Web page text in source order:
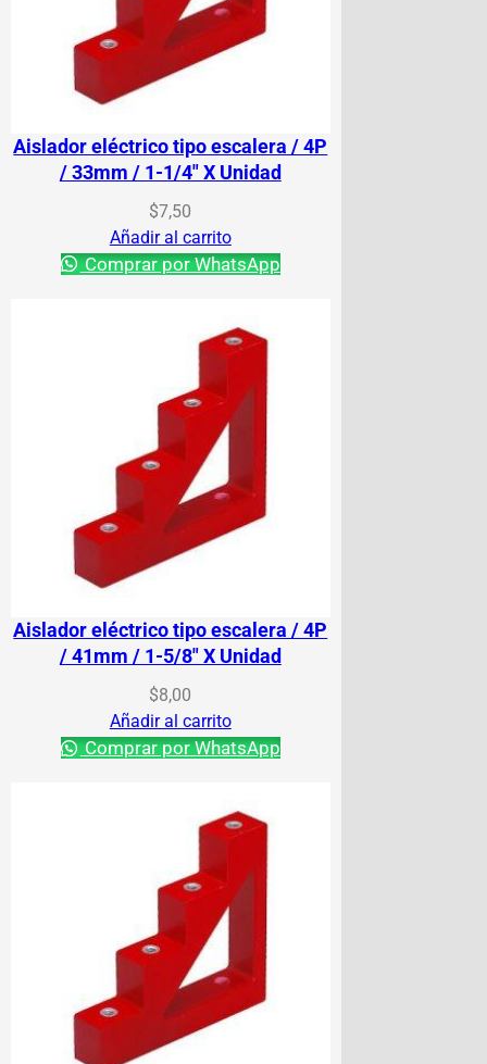
Aislador eléctrico tipo escalera / 4P
/ 33mm / 1-1/4″ X Unidad
$7,50
Añadir al carrito
Comprar por WhatsApp
Aislador eléctrico tipo escalera / 4P
/ 41mm / 1-5/8″ X Unidad
$8,00
Añadir al carrito
Comprar por WhatsApp